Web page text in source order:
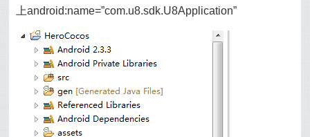
上android:name=”com.u8.sdk.U8Application”